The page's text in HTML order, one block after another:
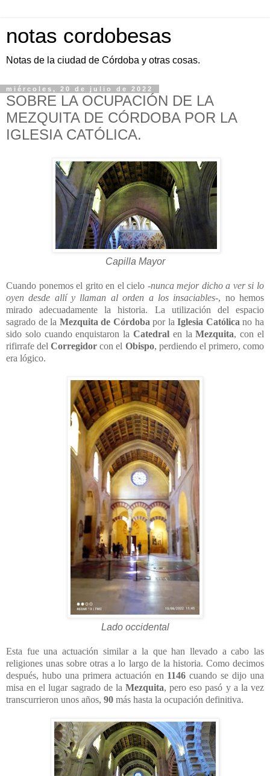
notas cordobesas
Notas de la ciudad de Córdoba y otras cosas.
miércoles, 20 de julio de 2022
SOBRE LA OCUPACIÓN DE LA
MEZQUITA DE CÓRDOBA POR LA
IGLESIA CATÓLICA.
Capilla Mayor
Cuando ponemos el grito en el cielo -nunca mejor dicho a ver si lo
oyen desde allí y llaman al orden a los insaciables-, no hemos
mirado adecuadamente la historia. La utilización del espacio
sagrado de la Mezquita de Córdoba por laIglesia Católica no ha
sido solo cuando enquistaron la Catedral en laMezquita, con el
rifirrafe delCorregidorcon el Obispo, perdiendo el primero, como
era lógico.
Lado occidental
Esta fue una actuación similar a la que han llevado a cabo las
religiones unas sobre otras a lo largo de la historia. Como decimos
después, hubo una primera actuación en 1146 cuando se dijo una
misa en el lugar sagrado de la Mezquita, pero eso pasó y a la vez
transcurrieron unos años, 90 más hasta la ocupación definitiva.